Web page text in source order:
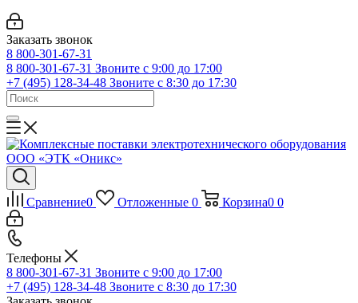
Заказать звонок
8 800-301-67-31
8 800-301-67-31 Звоните с 9:00 до 17:00
+7 (495) 128-34-48 Звоните с 8:30 до 17:30
Сравнение0 Отложенные 0 Корзина0 0
Телефоны
8 800-301-67-31 Звоните с 9:00 до 17:00
+7 (495) 128-34-48 Звоните с 8:30 до 17:30